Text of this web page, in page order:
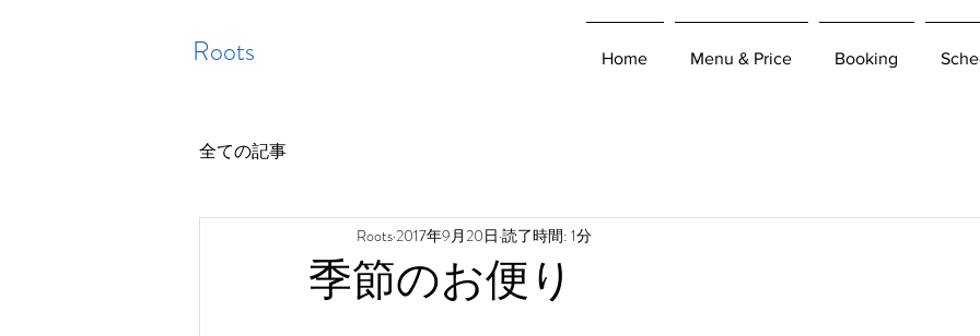
Roots Home Menu & Price Booking
全ての記事
季節のお便り
Roots2017年9月20日 読了時間: 1分